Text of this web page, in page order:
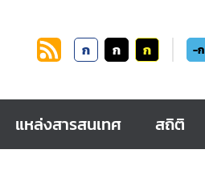
ก ก ก -ก
แหล่งสารสนเทศ สถิติ